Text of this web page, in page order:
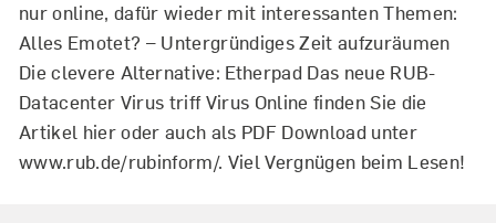
nur online, dafür wieder mit interessanten Themen:
Alles Emotet? – Untergründiges Zeit aufzuräumen
Die clevere Alternative: Etherpad Das neue RUB-
Datacenter Virus triff Virus Online finden Sie die
Artikel hier oder auch als PDF Download unter
www.rub.de/rubinform/. Viel Vergnügen beim Lesen!